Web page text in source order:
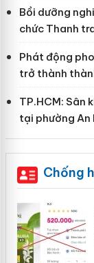
Bồi dưỡng
chức Thanh
Phát động
trở thành
TP.HCM: Sân
tại phường An
Chống